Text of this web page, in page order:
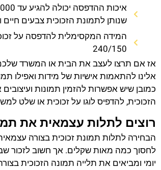
שנותן לתמונת הזכוכית צבעים חיים
המידה המקסימלית להדפסה על
240/150
אז אם תרצו לעצב את הבית או המשרד
אלינו להתאמות אישיות של מידות ואפילו
כמובן שיש אפשרות להזמין תמונות
הזכוכית, להדפיס לוגו על זכוכית או שלט
רוצים לתלות עצמאית את
הבחירה לתלות תמונת זכוכית בצורה
לחסוך כמה מאות שקלים. אך חשוב לזכור
יומי ומביאים את תלייה תמונה הזכוכית